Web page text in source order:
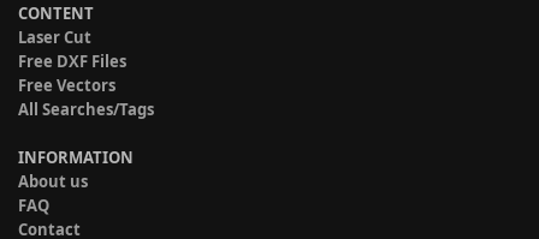
CONTENT
Laser Cut
Free DXF Files
Free Vectors
All Searches/Tags
INFORMATION
About us
FAQ
Contact